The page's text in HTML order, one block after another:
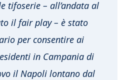
tifoserie – all’andata al
il fair play – è stato
per consentire ai
in Campania di
il Napoli lontano dal